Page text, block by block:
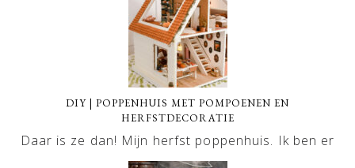
DIY | POPPENHUIS MET POMPOENEN EN
HERFSTDECORATIE
Daar is ze dan! Mijn herfst poppenhuis. Ik ben er